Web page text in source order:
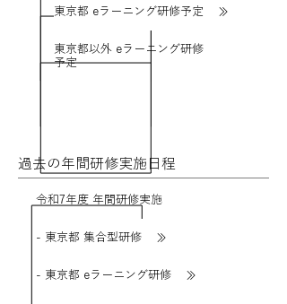
東京都 eラーニング研修予定
東京都以外 eラーニング研修
予定
過去の年間​研修実施日程
令和7年度 年間研修実施
- 東京都 集合型研修
- 東京都 eラーニング研修